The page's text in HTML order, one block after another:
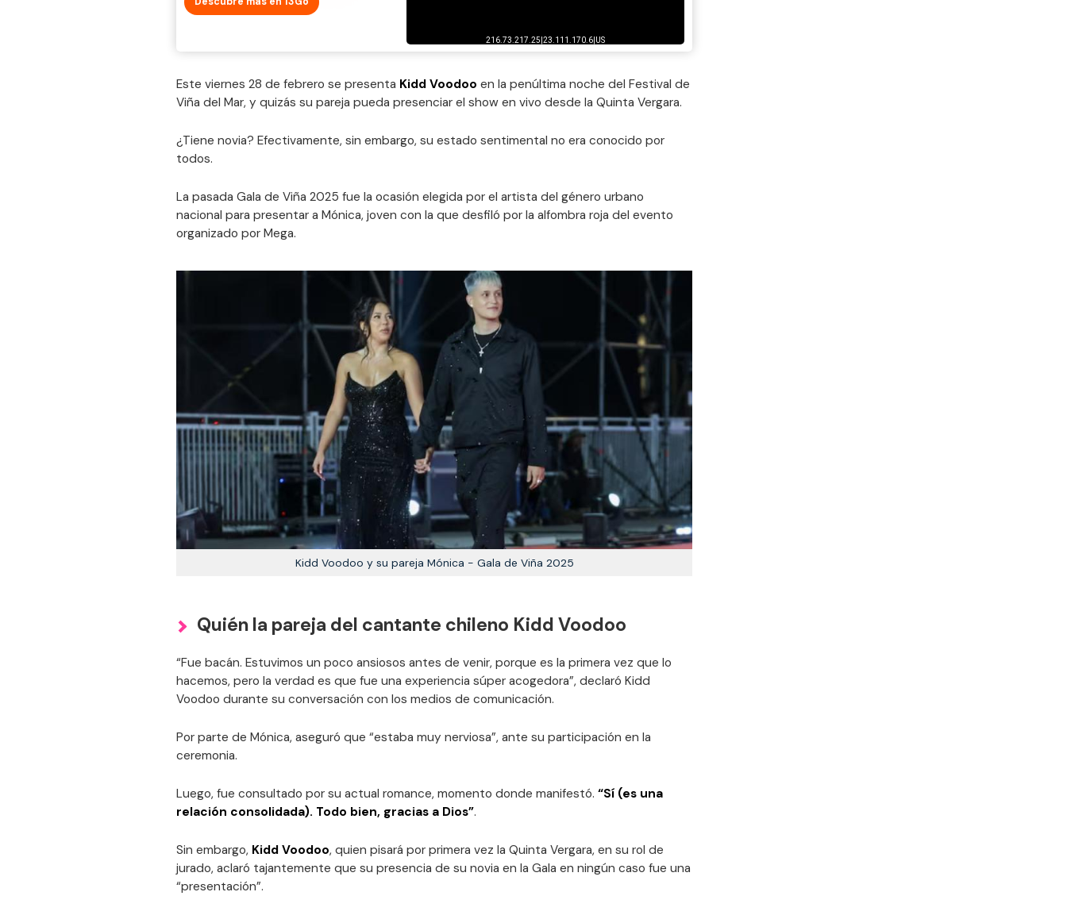
Este viernes 28 de febrero se presenta Kidd Voodoo en la penúltima noche del Festival de
Viña del Mar, y quizás su pareja pueda presenciar el show en vivo desde la Quinta Vergara.
¿Tiene novia? Efectivamente, sin embargo, su estado sentimental no era conocido por
todos.
La pasada Gala de Viña 2025 fue la ocasión elegida por el artista del género urbano
nacional para presentar a Mónica, joven con la que desfiló por la alfombra roja del evento
organizado por Mega.
Kidd Voodoo y su pareja Mónica - Gala de Viña 2025
Quién la pareja del cantante chileno Kidd Voodoo
“Fue bacán. Estuvimos un poco ansiosos antes de venir, porque es la primera vez que lo
hacemos, pero la verdad es que fue una experiencia súper acogedora”, declaró Kidd
Voodoo durante su conversación con los medios de comunicación.
Por parte de Mónica, aseguró que “estaba muy nerviosa”, ante su participación en la
ceremonia.
Luego, fue consultado por su actual romance, momento donde manifestó. “Sí (es una
relación consolidada). Todo bien, gracias a Dios”.
Sin embargo, Kidd Voodoo, quien pisará por primera vez la Quinta Vergara, en su rol de
jurado, aclaró tajantemente que su presencia de su novia en la Gala en ningún caso fue una
“presentación”.